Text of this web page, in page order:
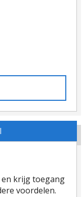
krijg toegang
voordelen.